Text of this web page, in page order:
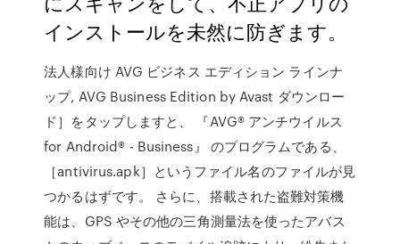
インストールを未然に防ぎます。
法人様向け AVG ビジネス エディション ラインナ
ップ, AVG Business Edition by Avast ダウンロー
ド］をタップしますと、 『AVG® アンチウイルス
for Android® - Business』 のプログラムである、
［antivirus.apk］というファイル名のファイルが見
つかるはずです。 さらに、搭載された盗難対策機
能は、GPS やその他の三角測量法を使ったアバス